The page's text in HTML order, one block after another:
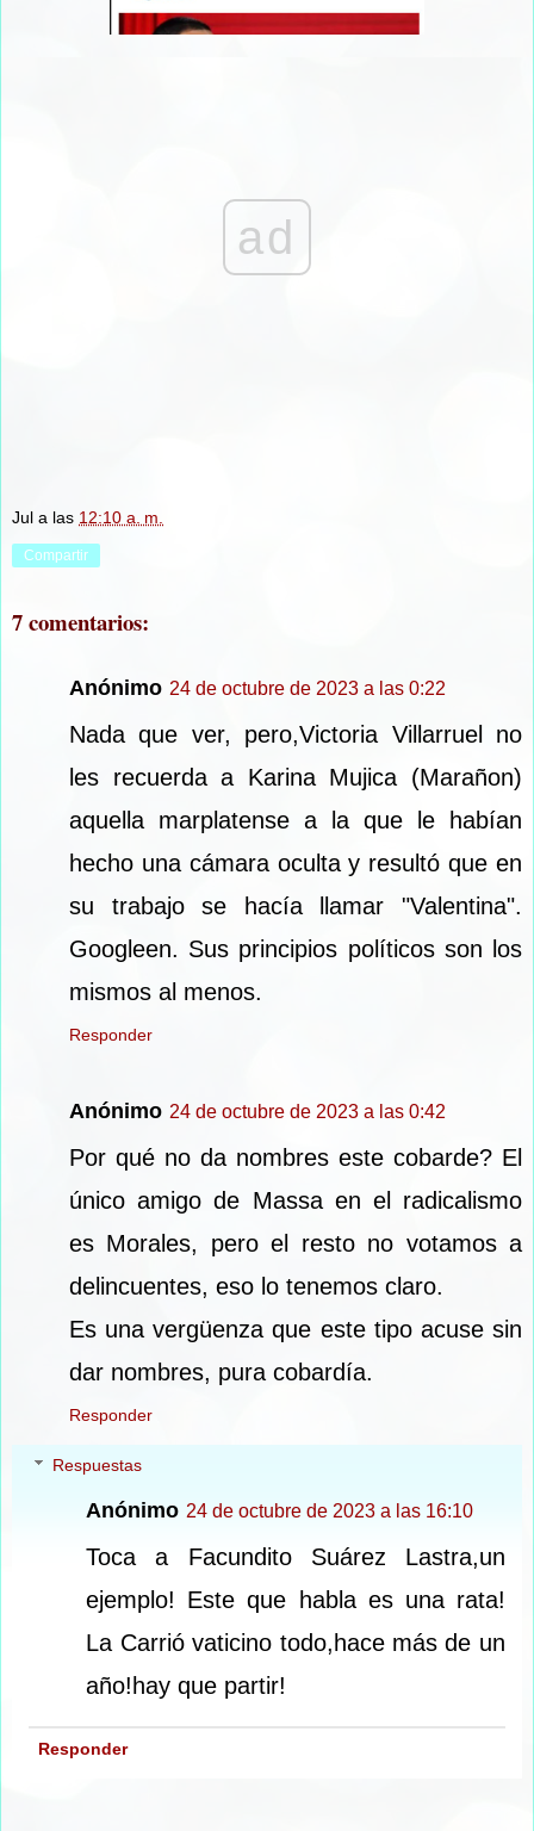
ad
Jul a las 12:10 a. m.
Compartir
7 comentarios:
Anónimo 24 de octubre de 2023 a las 0:22
Nada que ver, pero,Victoria Villarruel no
les recuerda a Karina Mujica (Marañon)
aquella marplatense a la que le habían
hecho una cámara oculta y resultó que en
su trabajo se hacía llamar "Valentina".
Googleen. Sus principios políticos son los
mismos al menos.
Responder
Anónimo 24 de octubre de 2023 a las 0:42
Por qué no da nombres este cobarde? El
único amigo de Massa en el radicalismo
es Morales, pero el resto no votamos a
delincuentes, eso lo tenemos claro.
Es una vergüenza que este tipo acuse sin
dar nombres, pura cobardía.
Responder
Respuestas
Anónimo 24 de octubre de 2023 a las 16:10
Toca a Facundito Suárez Lastra,un
ejemplo! Este que habla es una rata!
La Carrió vaticino todo,hace más de un
año!hay que partir!
Responder